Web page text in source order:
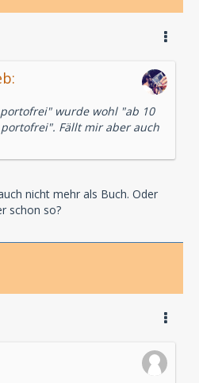
wurde wohl "ab 10
Fällt mir aber auch
nicht mehr als Buch. Oder
schon so?